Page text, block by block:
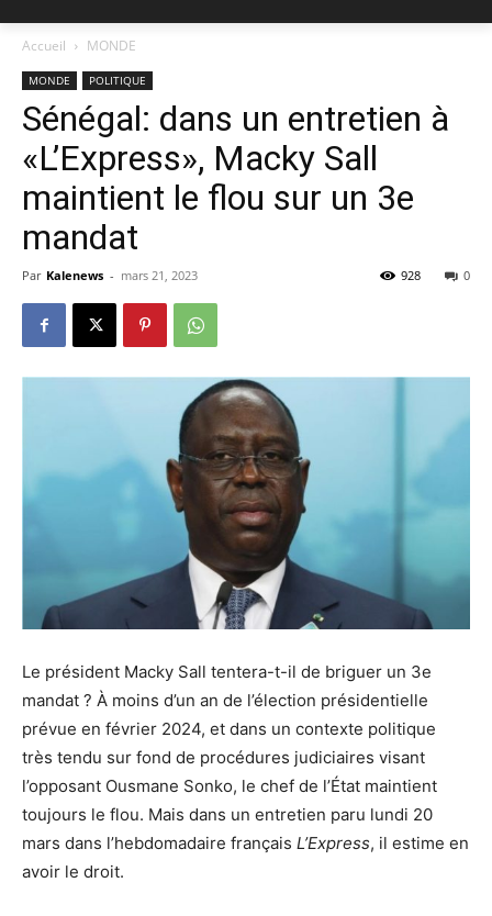
Accueil MONDE
MONDE POLITIQUE
Sénégal: dans un entretien à
«L’Express», Macky Sall
maintient le flou sur un 3e
mandat
Par Kalenews - mars 21, 2023 0
928
Le président Macky Sall tentera-t-il de briguer un 3e
mandat ? À moins d’un an de l’élection présidentielle
prévue en février 2024, et dans un contexte politique
très tendu sur fond de procédures judiciaires visant
l’opposant Ousmane Sonko, le chef de l’État maintient
toujours le flou. Mais dans un entretien paru lundi 20
mars dans l’hebdomadaire français L’Express, il estime en
avoir le droit.